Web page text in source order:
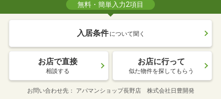
無料・簡単入力2項目
入居条件 について聞く
お店で直接
相談する
お店に行って
似た物件を探してもらう
お問い合わせ先 アパマンショップ長野店 株式会社日豊開発